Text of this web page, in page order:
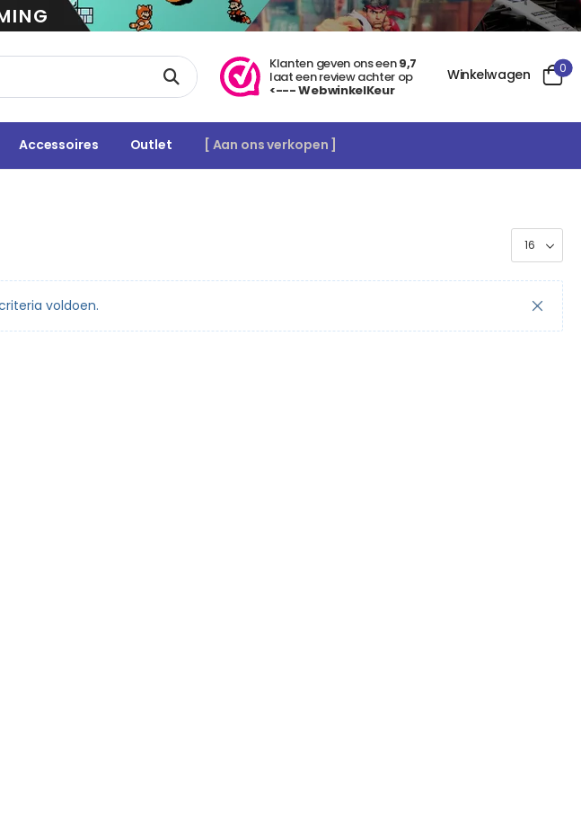
Klanten geven ons een9,7
laat een review achter op
<--- WebwinkelKeur
Winkelwagen 0
Accessoires Outlet [ Aan ons verkopen ]
voldoen.